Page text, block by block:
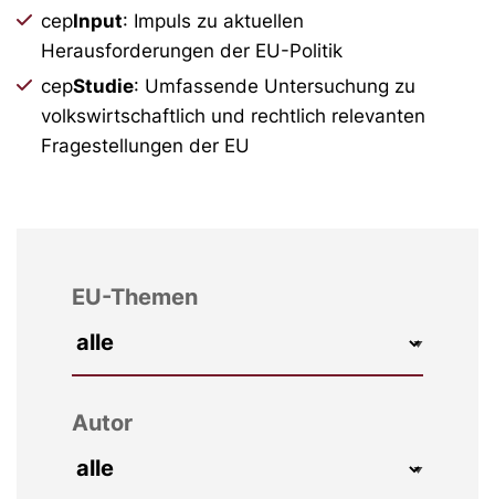
cepInput: Impuls zu aktuellen
Herausforderungen der EU-Politik
cepStudie: Umfassende Untersuchung zu
volkswirtschaftlich und rechtlich relevanten
Fragestellungen der EU
EU-Themen
Autor